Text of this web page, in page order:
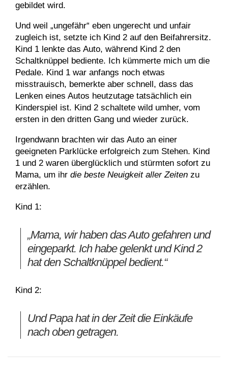
gebildet wird.
Und weil „ungefähr“ eben ungerecht und unfair
zugleich ist, setzte ich Kind 2 auf den Beifahrersitz.
Kind 1 lenkte das Auto, während Kind 2 den
Schaltknüppel bediente. Ich kümmerte mich um die
Pedale. Kind 1 war anfangs noch etwas
misstrauisch, bemerkte aber schnell, dass das
Lenken eines Autos heutzutage tatsächlich ein
Kinderspiel ist. Kind 2 schaltete wild umher, vom
ersten in den dritten Gang und wieder zurück.
Irgendwann brachten wir das Auto an einer
geeigneten Parklücke erfolgreich zum Stehen. Kind
1 und 2 waren überglücklich und stürmten sofort zu
Mama, um ihr die beste Neuigkeit aller Zeiten zu
erzählen.
Kind 1:
„Mama, wir haben das Auto gefahren und
eingeparkt. Ich habe gelenkt und Kind 2
hat den Schaltknüppel bedient.“
Kind 2:
Und Papa hat in der Zeit die Einkäufe
nach oben getragen.